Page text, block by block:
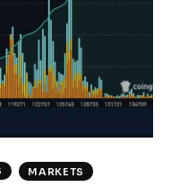
MARKETS